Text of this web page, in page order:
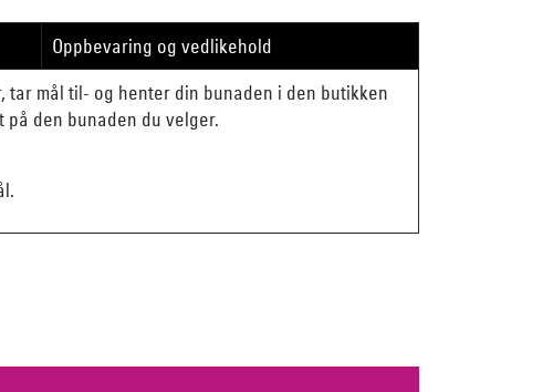
Oppbevaring og vedlikehold
mål til- og henter din bunaden i den butikken
den bunaden du velger.